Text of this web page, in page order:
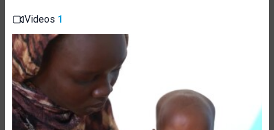
Videos 1